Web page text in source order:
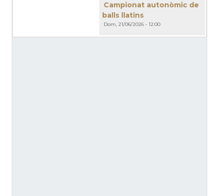
Campionat autonòmic de
balls llatins
Dom, 21/06/2026 - 12:00